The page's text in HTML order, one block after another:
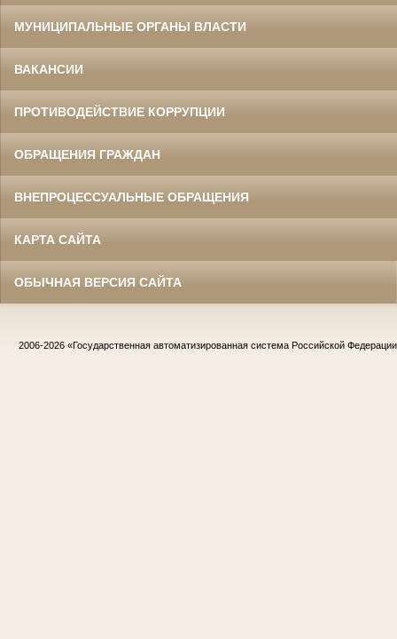
МУНИЦИПАЛЬНЫЕ ОРГАНЫ ВЛАСТИ
ВАКАНСИИ
ПРОТИВОДЕЙСТВИЕ КОРРУПЦИИ
ОБРАЩЕНИЯ ГРАЖДАН
ВНЕПРОЦЕССУАЛЬНЫЕ ОБРАЩЕНИЯ
КАРТА САЙТА
ОБЫЧНАЯ ВЕРСИЯ САЙТА
2006-2026 «Государственная автоматизированная система Российской